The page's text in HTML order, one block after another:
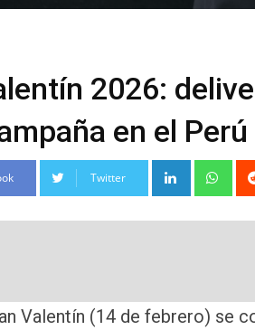
2026:
en el Perú
Twitter LinkedIn
Valentín (14 de febrero) se